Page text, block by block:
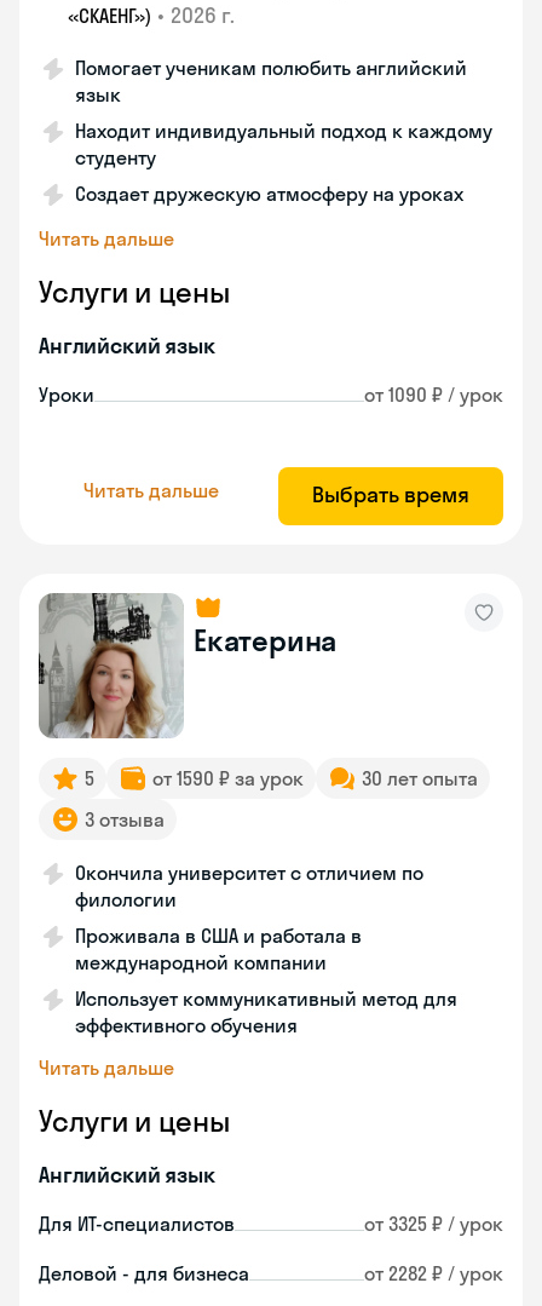
«СКАЕНГ») • 2026 г.
Помогает ученикам полюбить английский
язык
Находит индивидуальный подход к каждому
студенту
Создает дружескую атмосферу на уроках
Читать дальше
Услуги и цены
Английский язык
Уроки от 1090 ₽ / урок
Читать дальше Выбрать время
Екатерина
5 от 1590 ₽ за урок
30 лет опыта
3 отзыва
Окончила университет с отличием по
филологии
Проживала в США и работала в
международной компании
Использует коммуникативный метод для
эффективного обучения
Читать дальше
Услуги и цены
Английский язык
Для ИТ-специалистов от 3325 ₽ / урок
Деловой - для бизнеса от 2282 ₽ / урок